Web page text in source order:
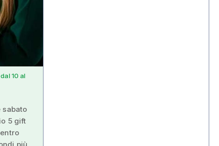
10 al
sabato
5 gift
più